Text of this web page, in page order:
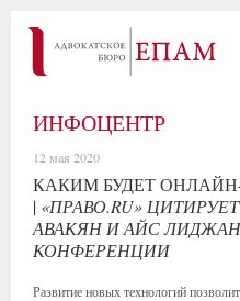
ИНФОЦЕНТР
12 мая 2020
КАКИМ БУДЕТ
| «ПРАВО.RU»
АВАКЯН И АЙС
КОНФЕРЕНЦИИ
Развитие новых технологий